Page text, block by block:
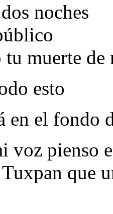
noches
muerte de
esto
en el fondo
voz pienso
que